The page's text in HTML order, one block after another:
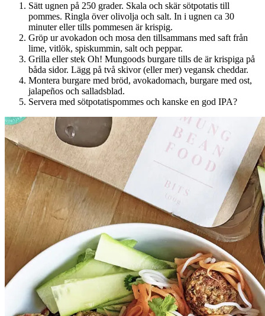
Sätt ugnen på 250 grader. Skala och skär sötpotatis till
pommes. Ringla över olivolja och salt. In i ugnen ca 30
minuter eller tills pommesen är krispig.
Gröp ur avokadon och mosa den tillsammans med saft från
lime, vitlök, spiskummin, salt och peppar.
Grilla eller stek Oh! Mungoods burgare tills de är krispiga på
båda sidor. Lägg på två skivor (eller mer) vegansk cheddar.
Montera burgare med bröd, avokadomach, burgare med ost,
jalapeños och salladsblad.
Servera med sötpotatispommes och kanske en god IPA?